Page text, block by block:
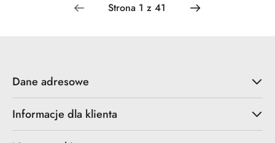
Dane adresowe
Informacje dla klienta